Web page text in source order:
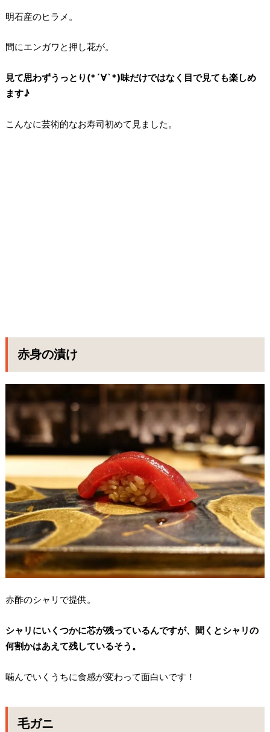
明石産のヒラメ。
間にエンガワと押し花が。
見て思わずうっとり(*´∀`*)味だけではなく目で見ても楽しめ
ます♪
こんなに芸術的なお寿司初めて見ました。
赤身の漬け
赤酢のシャリで提供。
シャリにいくつかに芯が残っているんですが、聞くとシャリの
何割かはあえて残しているそう。
噛んでいくうちに食感が変わって面白いです！
毛ガニ